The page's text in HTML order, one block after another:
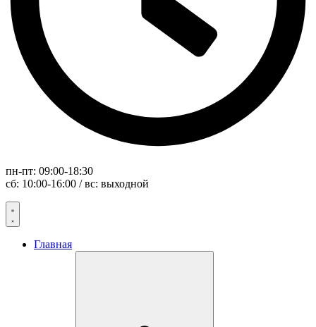
пн-пт: 09:00-18:30
сб: 10:00-16:00 / вс: выходной
Главная